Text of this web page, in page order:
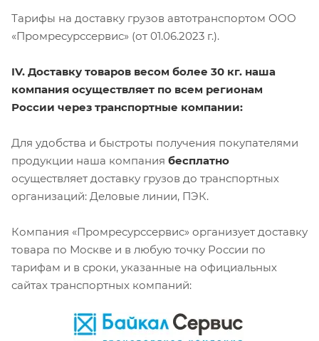
Тарифы на доставку грузов автотранспортом ООО
«Промресурссервис» (от 01.06.2023 г.).
IV. Доставку товаров весом более 30 кг. наша
компания осуществляет по всем регионам
России через транспортные компании:
Для удобства и быстроты получения покупателями
продукции наша компания бесплатно
осуществляет доставку грузов до транспортных
организаций: Деловые линии, ПЭК.
Компания «Промресурссервис» организует доставку
товара по Москве и в любую точку России по
тарифам и в сроки, указанные на официальных
сайтах транспортных компаний: